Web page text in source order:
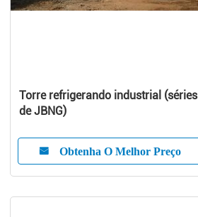
Torre refrigerando industrial (séries
de JBNG)
Obtenha O Melhor Preço